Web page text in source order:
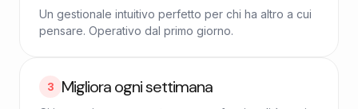
Un gestionale intuitivo perfetto per chi ha altro a cui
pensare. Operativo dal primo giorno.
3 Migliora ogni settimana